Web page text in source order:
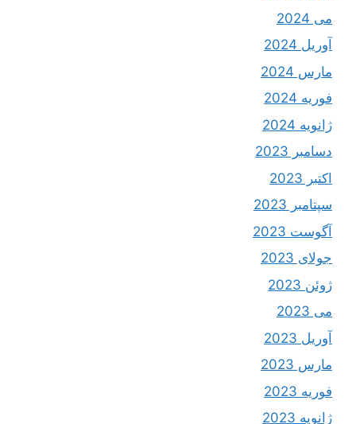
می 2024
آوریل 2024
مارس 2024
فوریه 2024
ژانویه 2024
دسامبر 2023
اکتبر 2023
سپتامبر 2023
آگوست 2023
جولای 2023
ژوئن 2023
می 2023
آوریل 2023
مارس 2023
فوریه 2023
ژانویه 2023